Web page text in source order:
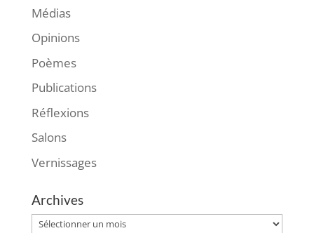
Médias
Opinions
Poèmes
Publications
Réflexions
Salons
Vernissages
Archives
Archives